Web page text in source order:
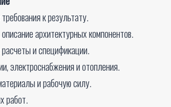
к результату.
архитектурных компонентов.
и спецификации.
электроснабжения и отопления.
и рабочую силу.
работ.